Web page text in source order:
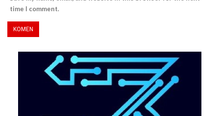
time I comment.